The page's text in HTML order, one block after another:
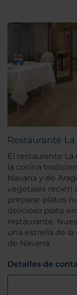
Restaurante
El restaurante
la cocina
Navarra y de
vegetales recién
preparar platos
delicioso plato
restaurante.
una estrella de
de Navarra.
Detalles de